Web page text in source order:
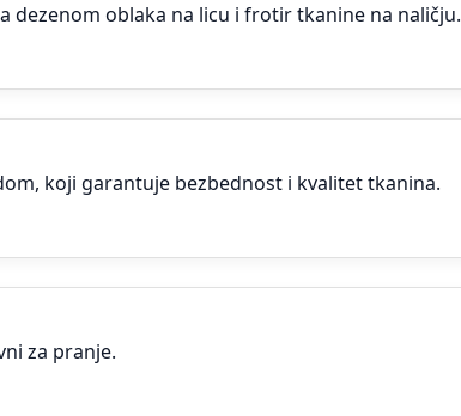
dezenom oblaka na licu i frotir tkanine na naličju.
koji garantuje bezbednost i kvalitet tkanina.
za pranje.